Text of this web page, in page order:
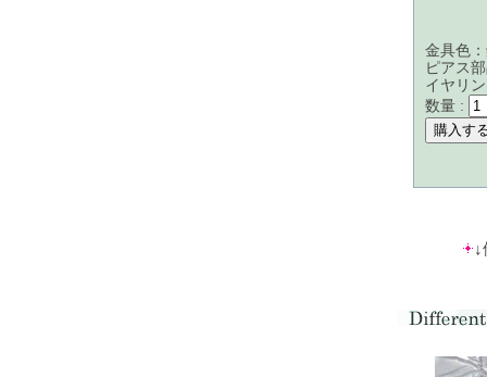
金具色
ピアス
イヤリ
数量 :